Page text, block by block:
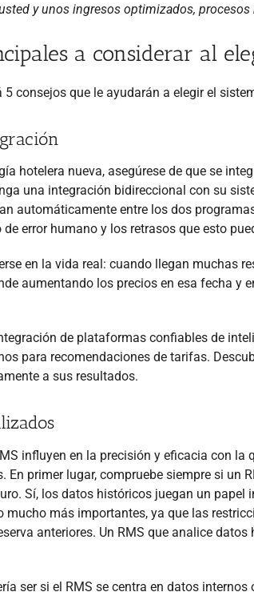
y unos ingresos optimizados,
a considerar al
consejos que le ayudarán a elegir el
hotelera nueva, asegúrese de que se
una integración bidireccional con su
automáticamente entre los dos
error humano y los retrasos que esto
en la vida real: cuando llegan muchas
aumentando los precios en esa fecha
de plataformas confiables de
para recomendaciones de tarifas.
a sus resultados.
influyen en la precisión y eficacia con
En primer lugar, compruebe siempre si un
Sí, los datos históricos juegan un papel
mucho más importantes, ya que las
anteriores. Un RMS que analice
ser si el RMS se centra en datos